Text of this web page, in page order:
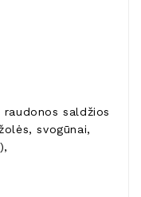
raudonos saldžios
svogūnai,